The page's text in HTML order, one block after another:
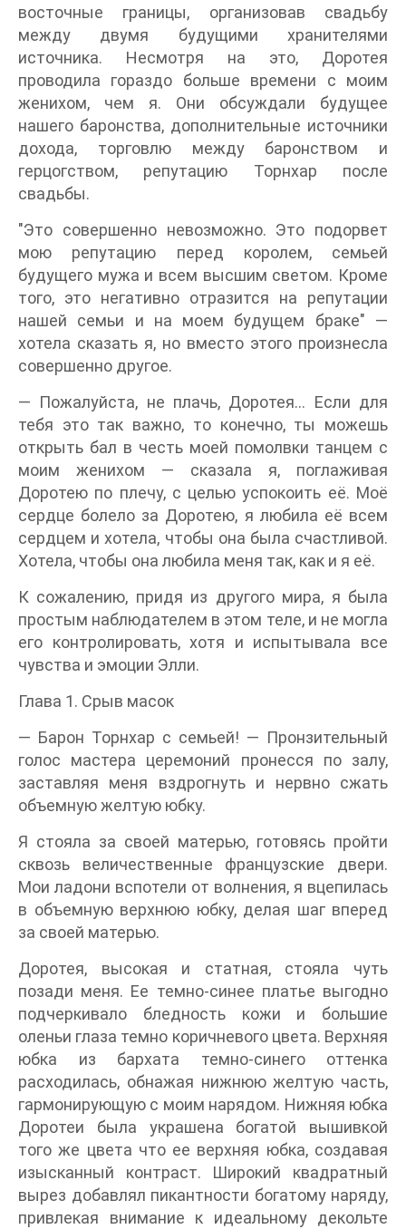
восточные границы, организовав свадьбу
между двумя будущими хранителями
источника. Несмотря на это, Доротея
проводила гораздо больше времени с моим
женихом, чем я. Они обсуждали будущее
нашего баронства, дополнительные источники
дохода, торговлю между баронством и
герцогством, репутацию Торнхар после
свадьбы.
"Это совершенно невозможно. Это подорвет
мою репутацию перед королем, семьей
будущего мужа и всем высшим светом. Кроме
того, это негативно отразится на репутации
нашей семьи и на моем будущем браке" —
хотела сказать я, но вместо этого произнесла
совершенно другое.
— Пожалуйста, не плачь, Доротея… Если для
тебя это так важно, то конечно, ты можешь
открыть бал в честь моей помолвки танцем с
моим женихом — сказала я, поглаживая
Доротею по плечу, с целью успокоить её. Моё
сердце болело за Доротею, я любила её всем
сердцем и хотела, чтобы она была счастливой.
Хотела, чтобы она любила меня так, как и я её.
К сожалению, придя из другого мира, я была
простым наблюдателем в этом теле, и не могла
его контролировать, хотя и испытывала все
чувства и эмоции Элли.
Глава 1. Срыв масок
— Барон Торнхар с семьей! — Пронзительный
голос мастера церемоний пронесся по залу,
заставляя меня вздрогнуть и нервно сжать
объемную желтую юбку.
Я стояла за своей матерью, готовясь пройти
сквозь величественные французские двери.
Мои ладони вспотели от волнения, я вцепилась
в объемную верхнюю юбку, делая шаг вперед
за своей матерью.
Доротея, высокая и статная, стояла чуть
позади меня. Ее темно-синее платье выгодно
подчеркивало бледность кожи и большие
оленьи глаза темно коричневого цвета. Верхняя
юбка из бархата темно-синего оттенка
расходилась, обнажая нижнюю желтую часть,
гармонирующую с моим нарядом. Нижняя юбка
Доротеи была украшена богатой вышивкой
того же цвета что ее верхняя юбка, создавая
изысканный контраст. Широкий квадратный
вырез добавлял пикантности богатому наряду,
привлекая внимание к идеальному декольте